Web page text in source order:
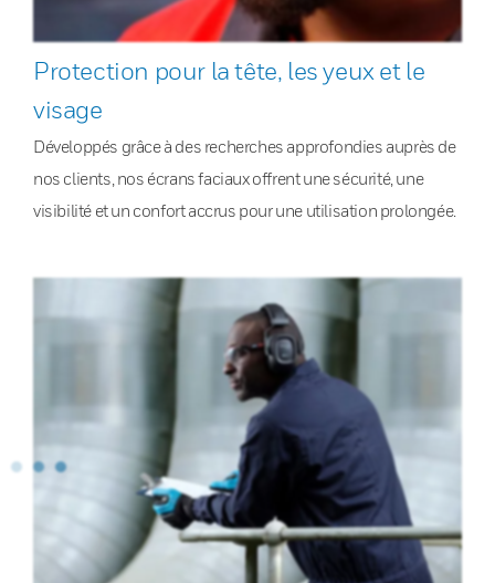
Protection pour la tête, les yeux et le
visage
Développés grâce à des recherches approfondies auprès de
nos clients, nos écrans faciaux offrent une sécurité, une
visibilité et un confort accrus pour une utilisation prolongée.